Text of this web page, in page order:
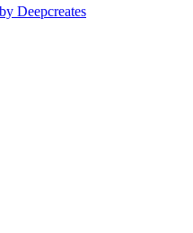
Deepcreates